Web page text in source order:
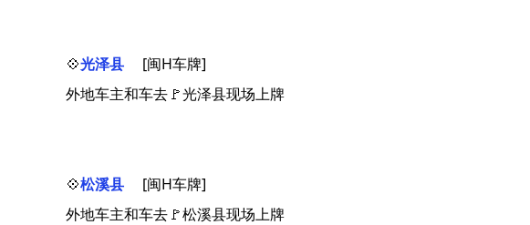
💠光泽县
[闽H车牌]
外地车主和车去🚩光泽县现场上牌
💠松溪县
[闽H车牌]
外地车主和车去🚩松溪县现场上牌